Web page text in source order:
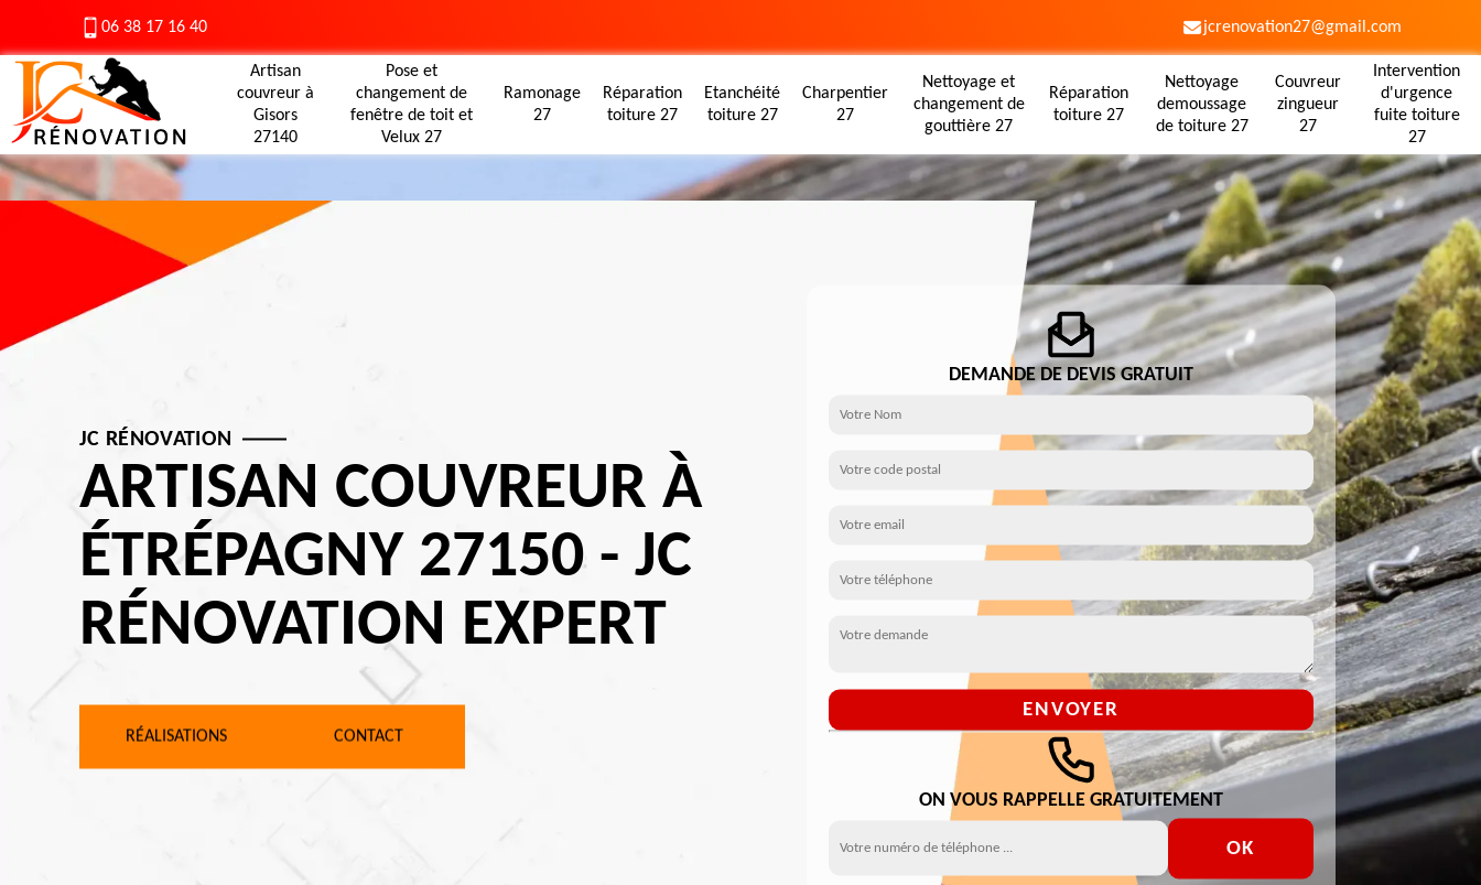
06 38 17 16 40 jcrenovation27@gmail.com
Artisan
couvreur à
Gisors
27140
Pose et
changement de
fenêtre de toit et
Velux 27
Ramonage
27
Réparation
toiture 27
Etanchéité
toiture 27
Charpentier
27
Nettoyage et
changement de
gouttière 27
Réparation
toiture 27
Nettoyage
demoussage
de toiture 27
Couvreur
zingueur
27
Intervention
d'urgence
fuite toiture
27
JC RÉNOVATION
ARTISAN COUVREUR À
ÉTRÉPAGNY 27150 - JC
RÉNOVATION EXPERT
RÉALISATIONS CONTACT
DEMANDE DE DEVIS GRATUIT
ON VOUS RAPPELLE GRATUITEMENT